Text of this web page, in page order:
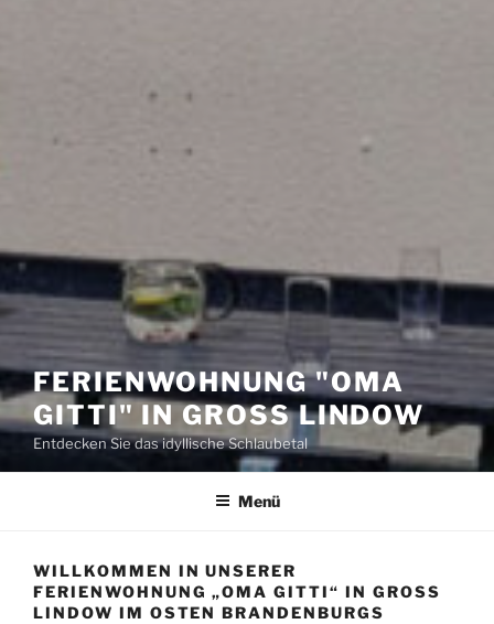
FERIENWOHNUNG "OMA
GITTI" IN GROSS LINDOW
Entdecken Sie das idyllische Schlaubetal
Menü
WILLKOMMEN IN UNSERER
FERIENWOHNUNG „OMA GITTI“ IN GROSS L
INDOW IM OSTEN BRANDENBURGS